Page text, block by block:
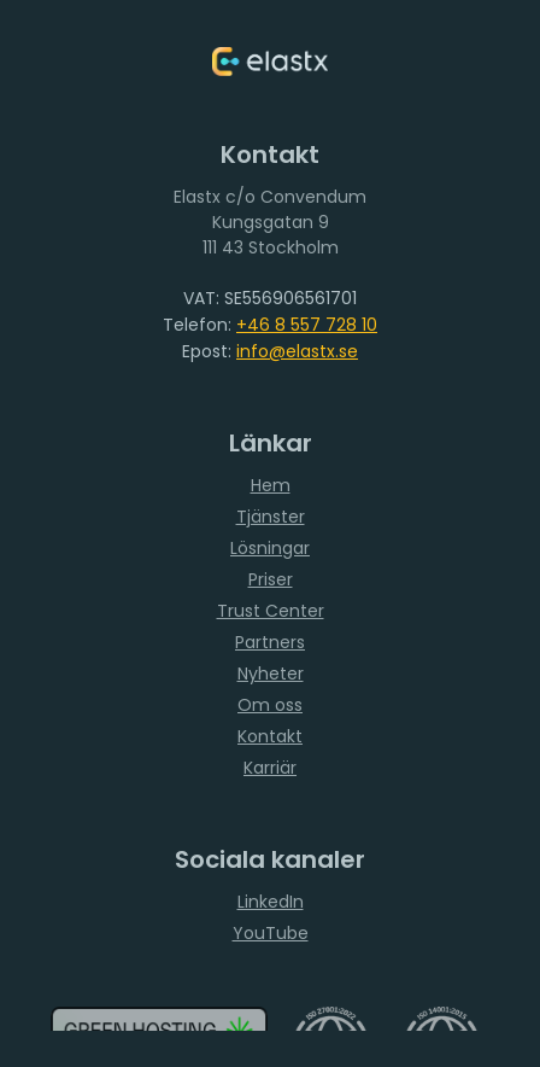
Kontakt
Elastx c/o Convendum
111 43 Stockholm
VAT: SE556906561701
Telefon: +46 8 557 728 10
Epost: info@elastx.se
Länkar
Hem
Tjänster
Lösningar
Priser
Trust Center
Partners
Nyheter
Om oss
Kontakt
Karriär
Sociala kanaler
LinkedIn
YouTube